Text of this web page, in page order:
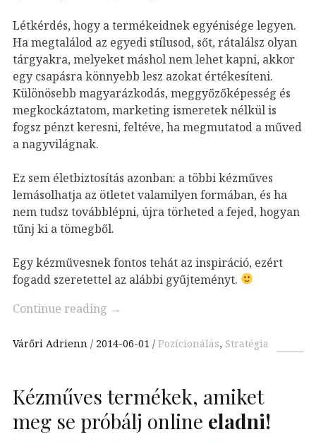
Létkérdés, hogy a termékeidnek egyénisége legyen.
Ha megtalálod az egyedi stílusod, sőt, rátalálsz olyan
tárgyakra, melyeket máshol nem lehet kapni, akkor
egy csapásra könnyebb lesz azokat értékesíteni.
Különösebb magyarázkodás, meggyőzőképesség és
megkockáztatom, marketing ismeretek nélkül is
fogsz pénzt keresni, feltéve, ha megmutatod a műved
a nagyvilágnak.
Ez sem életbiztosítás azonban: a többi kézműves
lemásolhatja az ötletet valamilyen formában, és ha
nem tudsz továbblépni, újra törheted a fejed, hogyan
tűnj ki a tömegből.
Egy kézművesnek fontos tehát az inspiráció, ezért
fogadd szeretettel az alábbi gyűjteményt.
Continue reading →
Várőri Adrienn 2014-06-01 Pozícionálás, Stratégia
Kézműves termékek, amiket
meg se próbálj online eladni!